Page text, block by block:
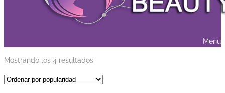
Menu
Mostrando los 4 resultadosOrdenado
popularidad